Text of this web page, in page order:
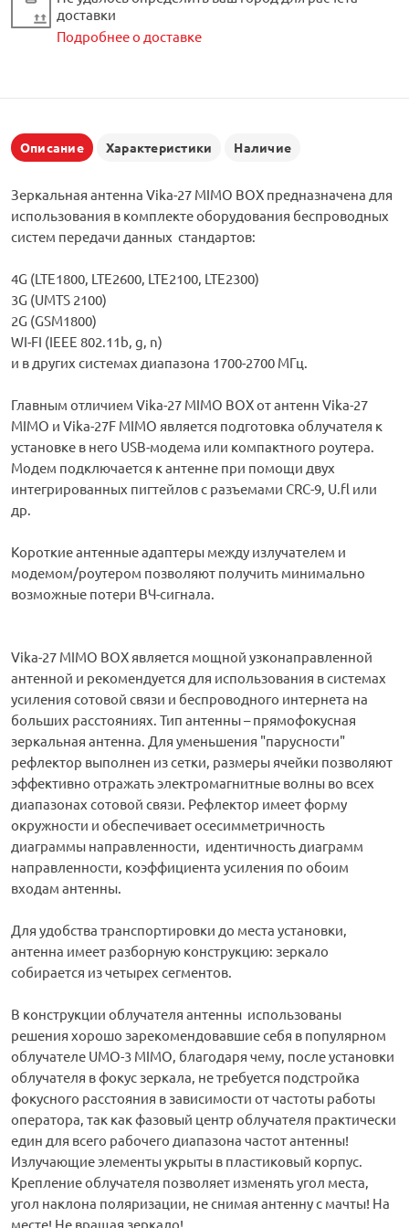
доставки
Подробнее о доставке
Описание Характеристики Наличие
Зеркальная антенна Vika-27 MIMO BOX предназначена для
использования в комплекте оборудования беспроводных
систем передачи данных стандартов:
4G (LTE1800, LTE2600, LTE2100, LTE2300)
3G (UMTS 2100)
2G (GSM1800)
WI-FI (IEEE 802.11b, g, n)
и в других системах диапазона 1700-2700 МГц.
Главным отличием Vika-27 MIMO BOX от антенн Vika-27
MIMO и Vika-27F MIMO является подготовка облучателя к
установке в него USB-модема или компактного роутера.
Модем подключается к антенне при помощи двух
интегрированных пигтейлов с разъемами CRC-9, U.fl или
др.
Короткие антенные адаптеры между излучателем и
модемом/роутером позволяют получить минимально
возможные потери ВЧ-сигнала.
Vika-27 MIMO BOX является мощной узконаправленной
антенной и рекомендуется для использования в системах
усиления сотовой связи и беспроводного интернета на
больших расстояниях. Тип антенны – прямофокусная
зеркальная антенна. Для уменьшения "парусности"
рефлектор выполнен из сетки, размеры ячейки позволяют
эффективно отражать электромагнитные волны во всех
диапазонах сотовой связи. Рефлектор имеет форму
окружности и обеспечивает осесимметричность
диаграммы направленности, идентичность диаграмм
направленности, коэффициента усиления по обоим
входам антенны.
Для удобства транспортировки до места установки,
антенна имеет разборную конструкцию: зеркало
собирается из четырех сегментов.
В конструкции облучателя антенны использованы
решения хорошо зарекомендовавшие себя в популярном
облучателе UMO-3 MIMO, благодаря чему, после установки
облучателя в фокус зеркала, не требуется подстройка
фокусного расстояния в зависимости от частоты работы
оператора, так как фазовый центр облучателя практически
един для всего рабочего диапазона частот антенны!
Излучающие элементы укрыты в пластиковый корпус.
Крепление облучателя позволяет изменять угол места,
угол наклона поляризации, не снимая антенну с мачты! На
месте! Не вращая зеркало!